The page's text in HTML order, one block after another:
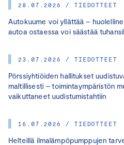
28.07.2026 / TIEDOTTEET
Autokuume voi yllättää –
autoa ostaessa voi säästää
23.07.2026 / TIEDOTTEET
Pörssiyhtiöiden hallitukset
maltillisesti – toimintaympäristön
vaikuttaneet uudistumistahtiin
16.07.2026 / TIEDOTTEET
Helteillä ilmalämpöpumppujen